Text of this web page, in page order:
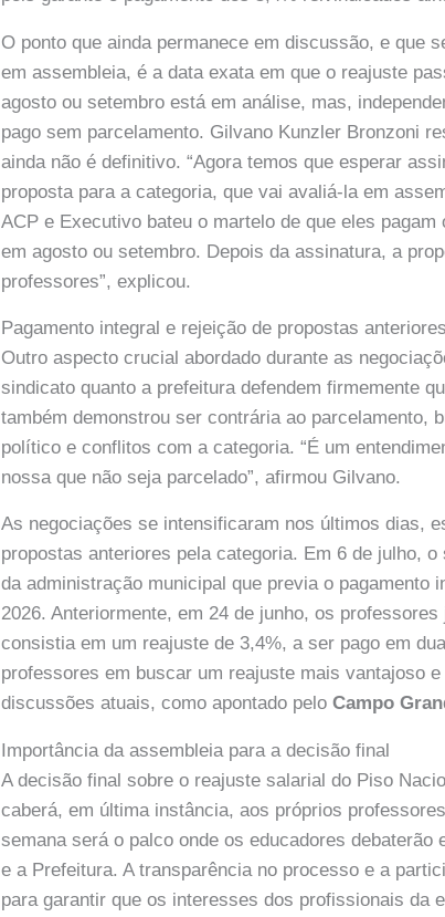
O ponto que ainda permanece em discussão, e que
em assembleia, é a data exata em que o reajuste
agosto ou setembro está em análise, mas,
pago sem parcelamento. Gilvano Kunzler Bronzoni
ainda não é definitivo. “Agora temos que esperar
proposta para a categoria, que vai avaliá-la em
ACP e Executivo bateu o martelo de que eles
em agosto ou setembro. Depois da assinatura, a
professores”, explicou.
Pagamento integral e rejeição de propostas anteriores
Outro aspecto crucial abordado durante as
sindicato quanto a prefeitura defendem firmemente
também demonstrou ser contrária ao parcelamento,
político e conflitos com a categoria. “É um
nossa que não seja parcelado”, afirmou Gilvano.
As negociações se intensificaram nos últimos dias,
propostas anteriores pela categoria. Em 6 de julho,
da administração municipal que previa o pagamento
2026. Anteriormente, em 24 de junho, os
consistia em um reajuste de 3,4%, a ser pago em
professores em buscar um reajuste mais vantajoso
discussões atuais, como apontado peloCampo
Importância da assembleia para a decisão final
A decisão final sobre o reajuste salarial do Piso
caberá, em última instância, aos próprios
semana será o palco onde os educadores
e a Prefeitura. A transparência no processo e a
para garantir que os interesses dos profissionais da